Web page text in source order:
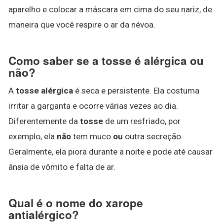
aparelho e colocar a máscara em cima do seu nariz, de
maneira que você respire o ar da névoa.
Como saber se a tosse é alérgica ou
não?
A tosse alérgica é seca e persistente. Ela costuma
irritar a garganta e ocorre várias vezes ao dia.
Diferentemente da tosse de um resfriado, por
exemplo, ela não tem muco ou outra secreção.
Geralmente, ela piora durante a noite e pode até causar
ânsia de vômito e falta de ar.
Qual é o nome do xarope
antialérgico?